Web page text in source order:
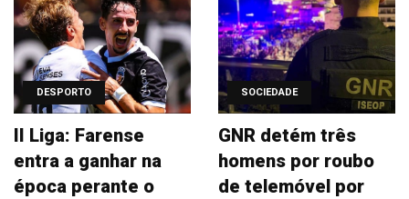
DESPORTO
II Liga: Farense
entra a ganhar na
época perante o
SOCIEDADE
GNR detém três
homens por roubo
de telemóvel por